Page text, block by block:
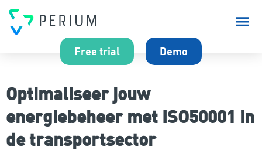
Free trial Demo
Optimaliseer jouw
energiebeheer met ISO50001 in
de transportsector